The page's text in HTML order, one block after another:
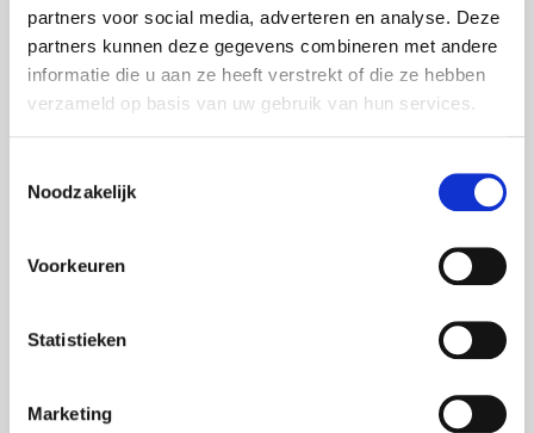
partners voor social media, adverteren en analyse. Deze
partners kunnen deze gegevens combineren met andere
informatie die u aan ze heeft verstrekt of die ze hebben
verzameld op basis van uw gebruik van hun services.
Noodzakelijk
Voorkeuren
Statistieken
Marketing
Bel me:+32 468 32 01 88